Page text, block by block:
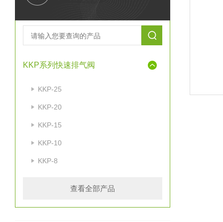
KKP系列快速排气阀
KKP-25
KKP-20
KKP-15
KKP-10
KKP-8
查看全部产品